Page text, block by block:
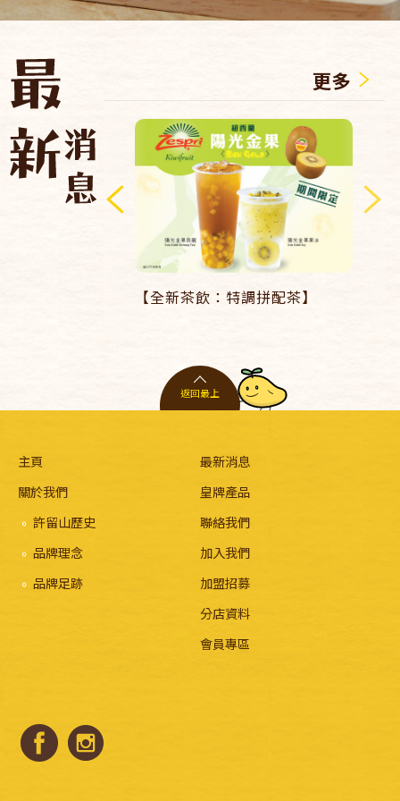
更多
【全新茶飲：特調拼配茶】
返回最上
主頁
關於我們
許留山歷史
品牌理念
品牌足跡
最新消息
皇牌產品
聯絡我們
加入我們
加盟招募
分店資料
會員專區